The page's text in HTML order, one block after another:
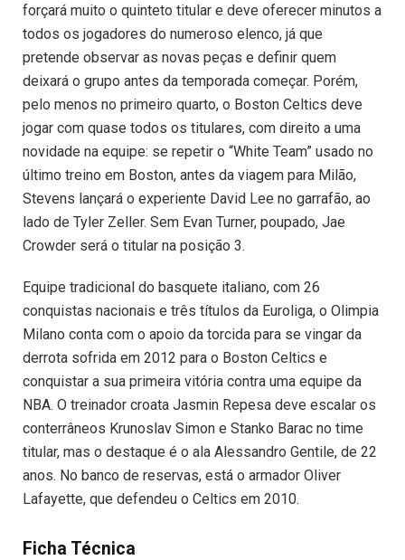
forçará muito o quinteto titular e deve oferecer minutos a
todos os jogadores do numeroso elenco, já que
pretende observar as novas peças e definir quem
deixará o grupo antes da temporada começar. Porém,
pelo menos no primeiro quarto, o Boston Celtics deve
jogar com quase todos os titulares, com direito a uma
novidade na equipe: se repetir o “White Team” usado no
último treino em Boston, antes da viagem para Milão,
Stevens lançará o experiente David Lee no garrafão, ao
lado de Tyler Zeller. Sem Evan Turner, poupado, Jae
Crowder será o titular na posição 3.
Equipe tradicional do basquete italiano, com 26
conquistas nacionais e três títulos da Euroliga, o Olimpia
Milano conta com o apoio da torcida para se vingar da
derrota sofrida em 2012 para o Boston Celtics e
conquistar a sua primeira vitória contra uma equipe da
NBA. O treinador croata Jasmin Repesa deve escalar os
conterrâneos Krunoslav Simon e Stanko Barac no time
titular, mas o destaque é o ala Alessandro Gentile, de 22
anos. No banco de reservas, está o armador Oliver
Lafayette, que defendeu o Celtics em 2010.
Ficha Técnica